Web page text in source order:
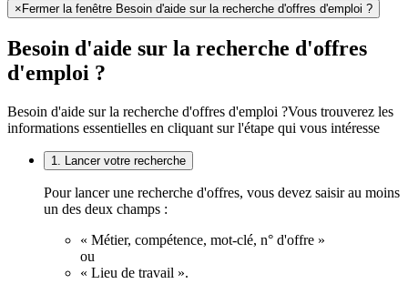
× Fermer la fenêtre Besoin d'aide sur la recherche d'offres d'emploi ?
Besoin d'aide sur la recherche d'offres
d'emploi ?
Besoin d'aide sur la recherche d'offres d'emploi ?Vous trouverez les
informations essentielles en cliquant sur l'étape qui vous intéresse
1. Lancer votre recherche
Pour lancer une recherche d'offres, vous devez saisir au moins
un des deux champs :
« Métier, compétence, mot-clé, n° d'offre »
ou
« Lieu de travail ».